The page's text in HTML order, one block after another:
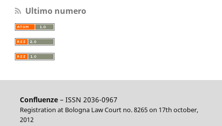
Ultimo numero
Confluenze– ISSN 2036-0967
Registration at Bologna Law Court no. 8265 on 17th october,
2012